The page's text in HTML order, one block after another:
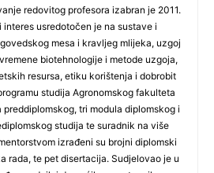
redovitog profesora izabran je 2011.
usredotočen je na sustave i
mesa i kravljeg mlijeka, uzgoj
biotehnologije i metode uzgoja,
resursa, etiku korištenja i dobrobit
studija Agronomskog fakulteta
tri modula diplomskog i
studija te suradnik na više
izrađeni su brojni diplomski
rada, te pet disertacija. Sudjelovao je u